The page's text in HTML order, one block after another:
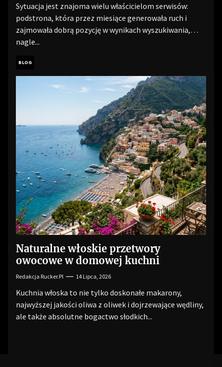
Sytuacja jest znajoma wielu właścicielom serwisów:
podstrona, która przez miesiące generowała ruch i
zajmowała dobrą pozycję w wynikach wyszukiwania,
nagle...
BLOG
Naturalne włoskie przetwory
owocowe w domowej kuchni
Redakcja Rucker.pl 14 Lipca, 2026
Kuchnia włoska to nie tylko doskonałe makarony,
najwyższej jakości oliwa z oliwek i dojrzewające wędliny,
ale także absolutne bogactwo słodkich...